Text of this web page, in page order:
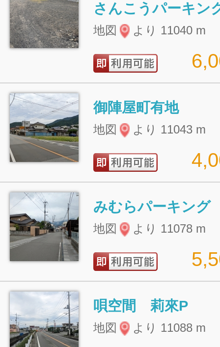
さんこうパーキン
地図 より 11040 m
御陣屋町有地
地図 より 11043 m
みむらパーキング
地図 より 11078 m
唄空間 莉來P
地図 より 11088 m